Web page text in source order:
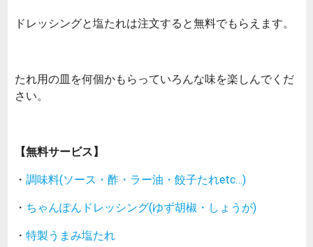
ドレッシングと塩たれは注文すると無料でもらえます。
たれ用の皿を何個かもらっていろんな味を楽しんでくだ
さい。
【無料サービス】
・ 調味料(ソース・酢・ラー油・餃子たれetc…)
・ ちゃんぽんドレッシング(ゆず胡椒・しょうが)
・ 特製うまみ塩たれ